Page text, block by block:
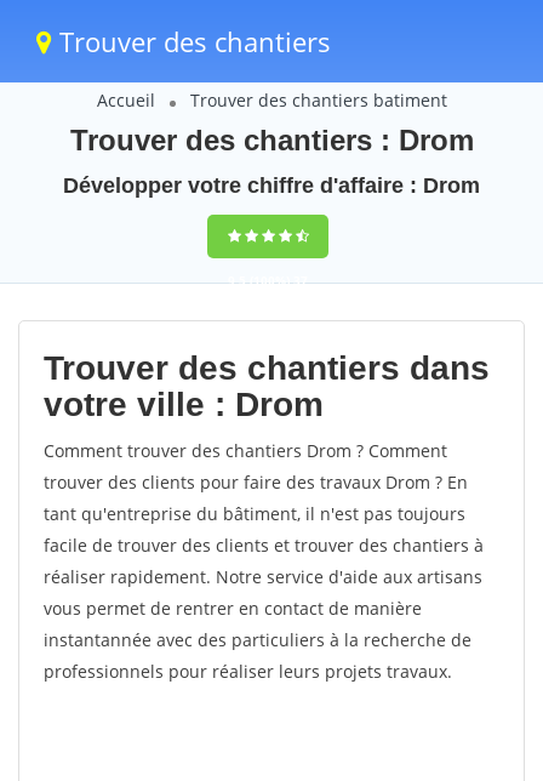
Trouver des chantiers
Accueil Trouver des chantiers batiment
Trouver des chantiers : Drom
Développer votre chiffre d'affaire : Drom
9,5(100%)37
votes
Trouver des chantiers dans
votre ville : Drom
Comment trouver des chantiers Drom ? Comment
trouver des clients pour faire des travaux Drom ? En
tant qu'entreprise du bâtiment, il n'est pas toujours
facile de trouver des clients et trouver des chantiers à
réaliser rapidement. Notre service d'aide aux artisans
vous permet de rentrer en contact de manière
instantannée avec des particuliers à la recherche de
professionnels pour réaliser leurs projets travaux.